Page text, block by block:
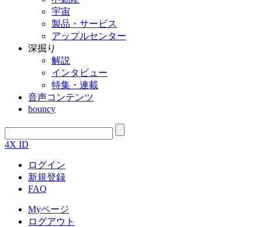
宇宙
製品・サービス
アップルセンター
深掘り
解説
インタビュー
特集・連載
音声コンテンツ
bouncy
4X ID
ログイン
新規登録
FAQ
Myページ
ログアウト